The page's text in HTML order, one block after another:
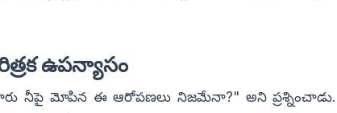
ఉపన్యాసం
నీపై మోపిన ఈ ఆరోపణలు నిజమేనా?" అని ప్రశ్నించాడు.